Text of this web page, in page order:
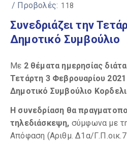
/ Προβολές: 118
Συνεδριάζει την
Δημοτικό Συμβούλιο
Με 2 θέματα ημερησίας
Τετάρτη 3 Φεβρουαρίου
Δημοτικό Συμβούλιο
Η συνεδρίαση θα
τηλεδιάσκεψη, σύμφωνα με
Απόφαση (Αριθμ. Δ1α/